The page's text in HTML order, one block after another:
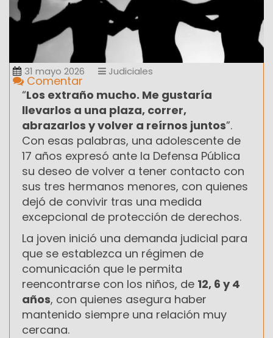
31 mayo 2026 Judiciales
Comentar
“Los extraño mucho. Me gustaría
llevarlos a una plaza, correr,
abrazarlos y volver a reírnos juntos”.
Con esas palabras, una adolescente de
17 años expresó ante la Defensa Pública
su deseo de volver a tener contacto con
sus tres hermanos menores, con quienes
dejó de convivir tras una medida
excepcional de protección de derechos.
La joven inició una demanda judicial para
que se establezca un régimen de
comunicación que le permita
reencontrarse con los niños, de 12, 6 y 4
años, con quienes asegura haber
mantenido siempre una relación muy
cercana.